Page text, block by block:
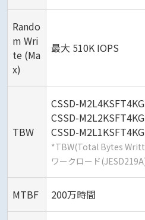
Rando
m Wri
te (Ma
x)
最大 510K IOPS
TBW
CSSD-
CSSD-
CSSD-
*TBW(Total Bytes
ワークロード
MTBF 200万時間